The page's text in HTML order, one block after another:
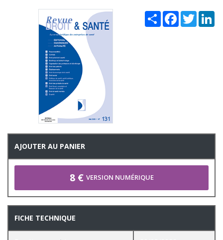
Share Facebook
Twitter
AJOUTER AU PANIER
8 € VERSION NUMÉRIQUE
FICHE TECHNIQUE